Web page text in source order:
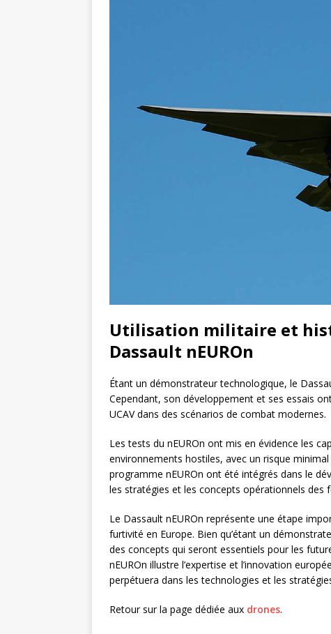
Utilisation militaire et
Dassault nEUROn
Étant un démonstrateur technologique, le
Cependant, son développement et ses essais
UCAV dans des scénarios de combat modernes.
Les tests du nEUROn ont mis en évidence les
environnements hostiles, avec un risque
programme nEUROn ont été intégrés dans le
les stratégies et les concepts opérationnels des
Le Dassault nEUROn représente une étape
furtivité en Europe. Bien qu’étant un
des concepts qui seront essentiels pour les
nEUROn illustre l’expertise et l’innovation
perpétuera dans les technologies et les
Retour sur la page dédiée aux drones.